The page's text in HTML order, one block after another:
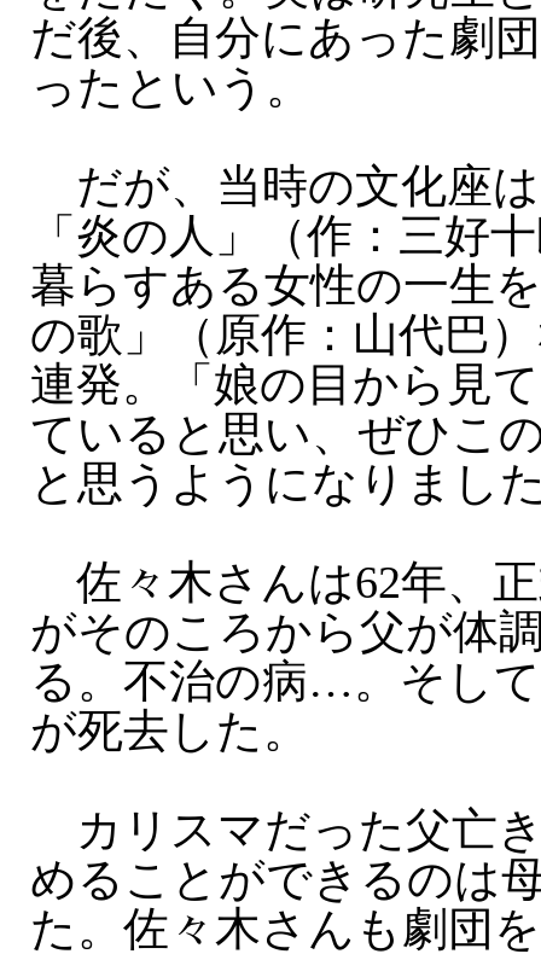
だ後、自分にあった劇
ったという。
だが、当時の文化座
「炎の人」（作：三好
暮らすある女性の一生
の歌」（原作：山代巴
連発。「娘の目から見
ていると思い、ぜひこ
と思うようになりまし
佐々木さんは62年、
がそのころから父が体
る。不治の病…。そし
が死去した。
カリスマだった父亡
めることができるのは
た。佐々木さんも劇団